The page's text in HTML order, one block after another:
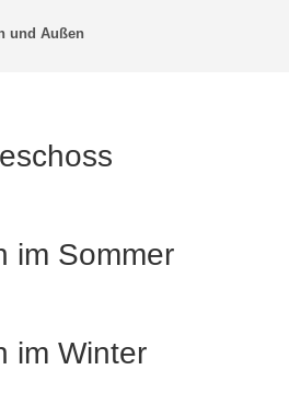
und Außen
im Sommer
im Winter